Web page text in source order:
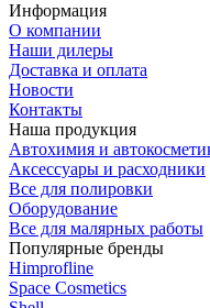
Информация
О компании
Наши дилеры
Доставка и оплата
Новости
Контакты
Наша продукция
Автохимия и
Аксессуары и расходники
Все для полировки
Оборудование
Все для малярных работы
Популярные бренды
Himprofline
Space Cosmetics